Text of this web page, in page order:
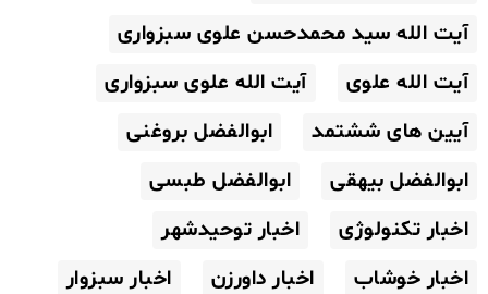
آیت الله سید محمدحسن علوی سبزواری
آیت الله علوی
آیت الله علوی سبزواری
آیین های ششتمد
ابوالفضل بروغنی
ابوالفضل بیهقی
ابوالفضل طبسی
اخبار تکنولوژی
اخبار توحیدشهر
اخبار خوشاب
اخبار داورزن
اخبار سبزوار